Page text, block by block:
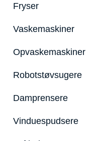
Fryser
Vaskemaskiner
Opvaskemaskiner
Robotstøvsugere
Damprensere
Vinduespudsere